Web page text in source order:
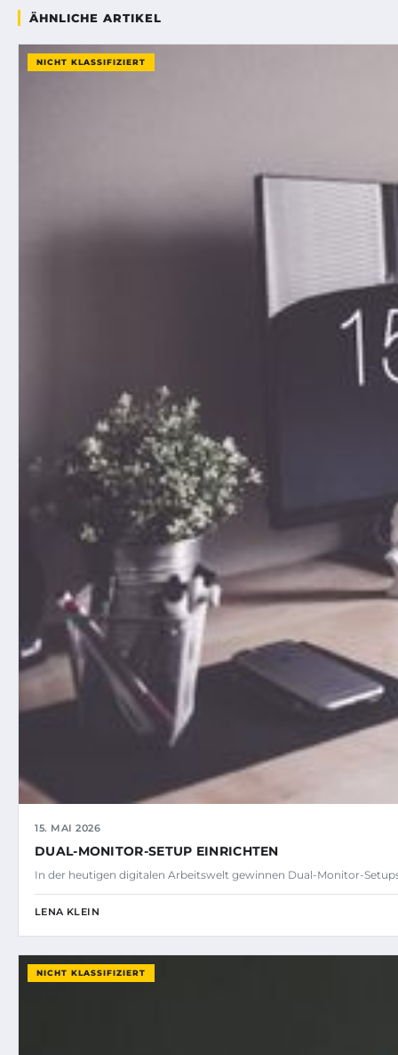
ÄHNLICHE ARTIKEL
NICHT KLASSIFIZIERT
15. MAI 2026
DUAL-MONITOR-SETUP EINRICHTEN
In der heutigen digitalen Arbeitswelt gewinnen Dual-Monitor-
LENA KLEIN
NICHT KLASSIFIZIERT